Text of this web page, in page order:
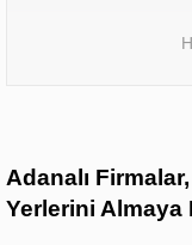
Adanalı
Yerlerini Almaya